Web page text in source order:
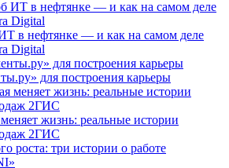
в нефтянке — и как на самом деле
Digital
для построения карьеры
меняет жизнь: реальные истории
2ГИС